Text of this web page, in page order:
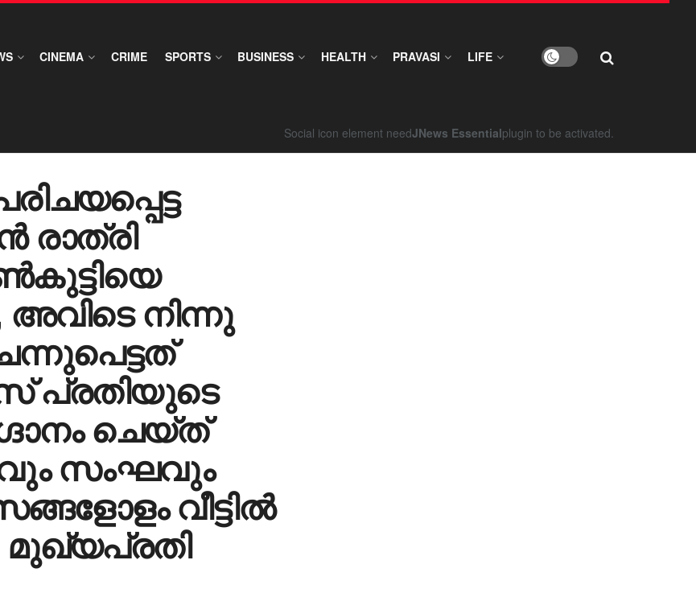
CINEMA CRIME SPORTS BUSINESS HEALTH PRAVASI LIFE
Social icon element needJNews Essentialplugin to be activated.
രാത്രി
അവിടെ നിന്നു
പ്രതിയുടെ
ചെയ്ത്
സംഘവും
വീട്ടിൽ
മുഖ്യപ്രതി